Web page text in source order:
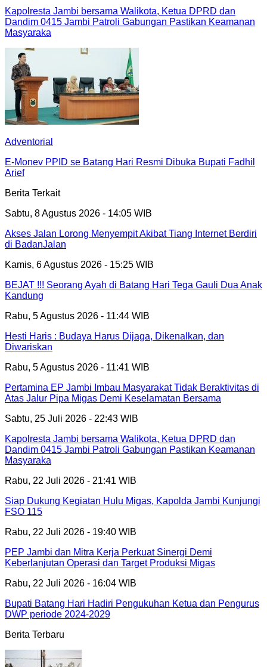
Kapolresta Jambi bersama Walikota, Ketua DPRD dan
Dandim 0415 Jambi Patroli Gabungan Pastikan Keamanan
Masyaraka
Adventorial
E-Monev PPID se Batang Hari Resmi Dibuka Bupati Fadhil
Arief
Berita Terkait
Sabtu, 8 Agustus 2026 - 14:05 WIB
Akses Jalan Lorong Menyempit Akibat Tiang Internet Berdiri
di BadanJalan
Kamis, 6 Agustus 2026 - 15:25 WIB
BEJAT !!! Seorang Ayah di Batang Hari Tega Gauli Dua Anak
Kandung
Rabu, 5 Agustus 2026 - 11:44 WIB
Hesti Haris : Budaya Harus Dijaga, Dikenalkan, dan
Diwariskan
Rabu, 5 Agustus 2026 - 11:41 WIB
Pertamina EP Jambi Imbau Masyarakat Tidak Beraktivitas di
Atas Jalur Pipa Migas Demi Keselamatan Bersama
Sabtu, 25 Juli 2026 - 22:43 WIB
Kapolresta Jambi bersama Walikota, Ketua DPRD dan
Dandim 0415 Jambi Patroli Gabungan Pastikan Keamanan
Masyaraka
Rabu, 22 Juli 2026 - 21:41 WIB
Siap Dukung Kegiatan Hulu Migas, Kapolda Jambi Kunjungi
FSO 115
Rabu, 22 Juli 2026 - 19:40 WIB
PEP Jambi dan Mitra Kerja Perkuat Sinergi Demi
Keberlanjutan Operasi dan Target Produksi Migas
Rabu, 22 Juli 2026 - 16:04 WIB
Bupati Batang Hari Hadiri Pengukuhan Ketua dan Pengurus
DWP periode 2024-2029
Berita Terbaru